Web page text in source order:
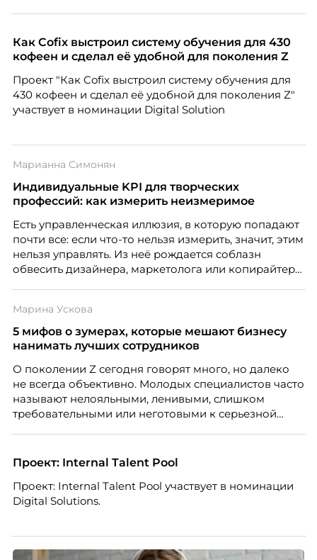
Как Cofix выстроил систему обучения для 430
кофеен и сделал её удобной для поколения Z
Проект "Как Cofix выстроил систему обучения для
430 кофеен и сделал её удобной для поколения Z"
участвует в номинации Digital Solution
Марианна Симонян
Индивидуальные KPI для творческих
профессий: как измерить неизмеримое
Есть управленческая иллюзия, в которую попадают
почти все: если что-то нельзя измерить, значит, этим
нельзя управлять. Из неё рождается соблазн
обвесить дизайнера, маркетолога или копирайтера
Проблема в том, что так мы измеряем не ценность,
а движение. А творческая работа — это тот редкий
случай, где движение и результат могут не
Марина Ускова
5 мифов о зумерах, которые мешают бизнесу
нанимать лучших сотрудников
О поколении Z сегодня говорят много, но далеко
не всегда объективно. Молодых специалистов часто
называют нелояльными, ленивыми, слишком
требовательными или неготовыми к серьезной
кадровых ошибок. В этой статье Марина Ускова,
руководитель отдела подбора персонала
рекрутинговой компании, разбирает самые
распространенные мифы о зумерах и объясняет,
бизнесу находить и удерживать сильных
сотрудников.
Проект: Internal Talent Pool
Проект: Internal Talent Pool участвует в номинации
Digital Solutions.